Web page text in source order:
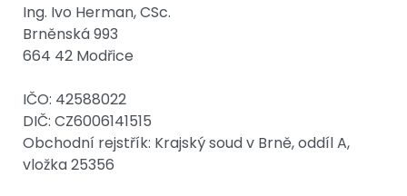
Ing. Ivo Herman, CSc.
Brněnská 993
664 42 Modřice
IČO: 42588022
DIČ: CZ6006141515
Obchodní rejstřík: Krajský soud v Brně, oddíl A,
vložka 25356